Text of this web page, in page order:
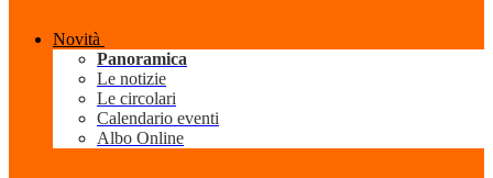
Novità
Panoramica
Le notizie
Le circolari
Calendario eventi
Albo Online